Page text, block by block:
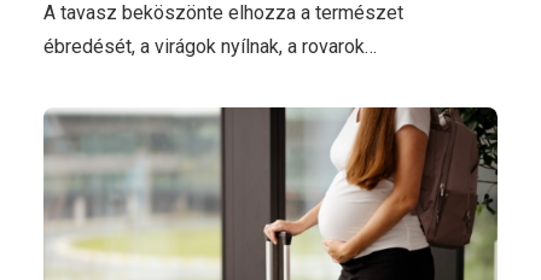
A tavasz beköszönte elhozza a természet
ébredését, a virágok nyílnak, a rovarok…